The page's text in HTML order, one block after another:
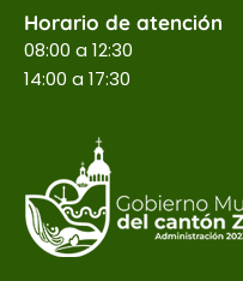
Horario de atención
08:00 a 12:30
14:00 a 17:30